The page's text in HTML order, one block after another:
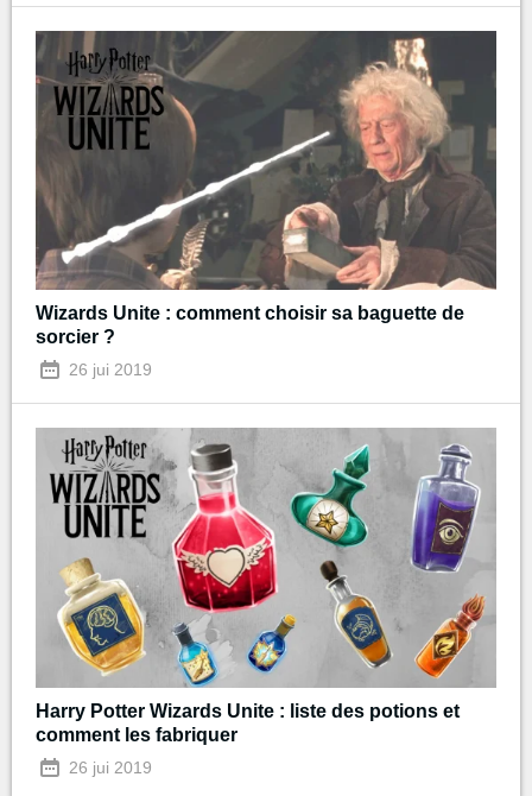
Wizards Unite : comment choisir sa baguette de
sorcier ?
26 jui 2019
Harry Potter Wizards Unite : liste des potions et
comment les fabriquer
26 jui 2019